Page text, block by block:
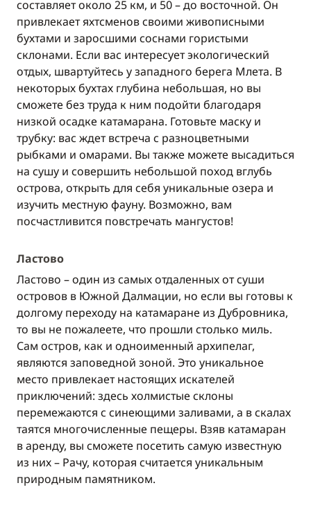
составляет около 25 км, и 50 – до восточной. Он
привлекает яхтсменов своими живописными
бухтами и заросшими соснами гористыми
склонами. Если вас интересует экологический
отдых, швартуйтесь у западного берега Млета. В
некоторых бухтах глубина небольшая, но вы
сможете без труда к ним подойти благодаря
низкой осадке катамарана. Готовьте маску и
трубку: вас ждет встреча с разноцветными
рыбками и омарами. Вы также можете высадиться
на сушу и совершить небольшой поход вглубь
острова, открыть для себя уникальные озера и
изучить местную фауну. Возможно, вам
посчастливится повстречать мангустов!
Ластово
Ластово – один из самых отдаленных от суши
островов в Южной Далмации, но если вы готовы к
долгому переходу на катамаране из Дубровника,
то вы не пожалеете, что прошли столько миль.
Сам остров, как и одноименный архипелаг,
являются заповедной зоной. Это уникальное
место привлекает настоящих искателей
приключений: здесь холмистые склоны
перемежаются с синеющими заливами, а в скалах
таятся многочисленные пещеры. Взяв катамаран
в аренду, вы сможете посетить самую известную
из них – Рачу, которая считается уникальным
природным памятником.